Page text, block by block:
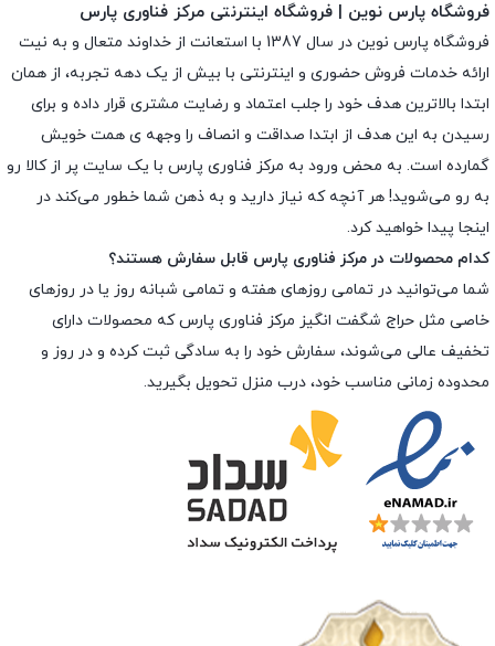
فروشگاه پارس نوین | فروشگاه اینترنتی مرکز فناوری پارس
فروشگاه پارس نوین در سال 1387 با استعانت از خداوند متعال و به نیت
ارائه خدمات فروش حضوری و اینترنتی با بیش از یک دهه تجربه، از همان
ابتدا بالاترین هدف خود را جلب اعتماد و رضایت مشتری قرار داده و براى
رسیدن به این هدف از ابتدا صداقت و انصاف را وجهه ى همت خویش
گمارده است. به محض ورود به مرکز فناوری پارس با یک سایت پر از کالا رو
به رو می‌شوید! هر آنچه که نیاز دارید و به ذهن شما خطور می‌کند در
اینجا پیدا خواهید کرد.
کدام محصولات در مرکز فناوری پارس قابل سفارش هستند؟
شما می‌توانید در تمامی روزهای هفته و تمامی شبانه روز یا در روزهای
خاصی مثل حراج شگفت انگیز مرکز فناوری پارس که محصولات دارای
تخفیف عالی می‌شوند، سفارش خود را به سادگی ثبت کرده و در روز و
محدوده زمانی مناسب خود، درب منزل تحویل بگیرید.